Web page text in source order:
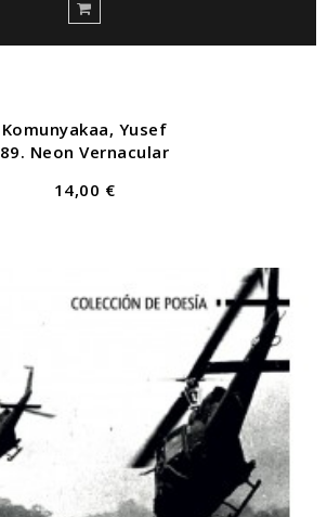
Komunyakaa, Yusef
89. Neon Vernacular
14,00 €